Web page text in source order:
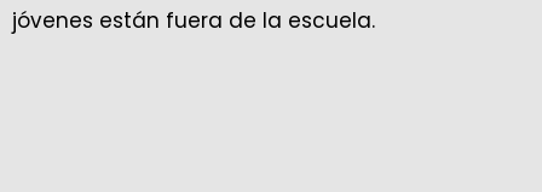
jóvenes están fuera de la escuela.